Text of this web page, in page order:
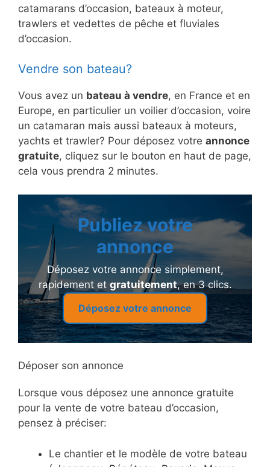
catamarans d’occasion, bateaux à moteur,
trawlers et vedettes de pêche et fluviales
d’occasion.
Vendre son bateau?
Vous avez un bateau à vendre, en France et en
Europe, en particulier un voilier d’occasion, voire
un catamaran mais aussi bateaux à moteurs,
yachts et trawler? Pour déposez votre annonce
gratuite, cliquez sur le bouton en haut de page,
cela vous prendra 2 minutes.
Publiez votre
annonce
Déposez votre annonce simplement,
rapidement et gratuitement, en 3 clics.
Déposez votre annonce
Déposer son annonce
Lorsque vous déposez une annonce gratuite
pour la vente de votre bateau d’occasion,
pensez à préciser:
Le chantier et le modèle de votre bateau